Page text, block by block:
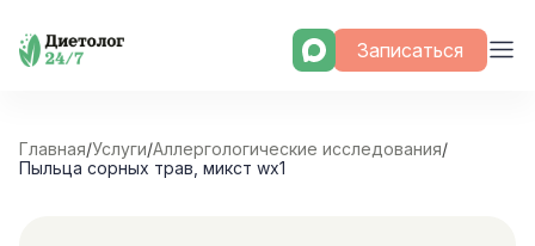
Skip
Записаться
Главная/Услуги/Аллергологические исследования/
Пыльца сорных трав, микст wx1